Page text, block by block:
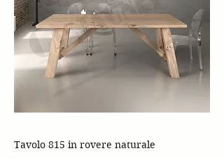
Tavolo 815 in rovere naturale